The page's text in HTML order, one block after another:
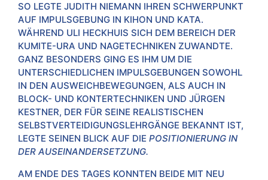
O LEGTE JUDITH NIEMANN IHREN SCHWERPUNKT A
UF IMPULSGEBUNG IN KIHON UND KATA. W
ÄHREND ULI HECKHUIS SICH DEM BEREICH DER K
UMITE-URA UND NAGETECHNIKEN ZUWANDTE. G
ANZ BESONDERS GING ES IHM UM DIE U
NTERSCHIEDLICHEN IMPULSGEBUNGEN SOWOHL I
N DEN AUSWEICHBEWEGUNGEN, ALS AUCH IN B
LOCK- UND KONTERTECHNIKEN UND JÜRGEN K
ESTNER, DER FÜR SEINE REALISTISCHEN S
ELBSTVERTEIDIGUNGSLEHRGÄNGE BEKANNT IST, L
EGTE SEINEN BLICK AUF DIE POSITIONIERUNG IN
DER AUSEINANDERSETZUNG.
AM ENDE DES TAGES KONNTEN BEIDE MIT NEU